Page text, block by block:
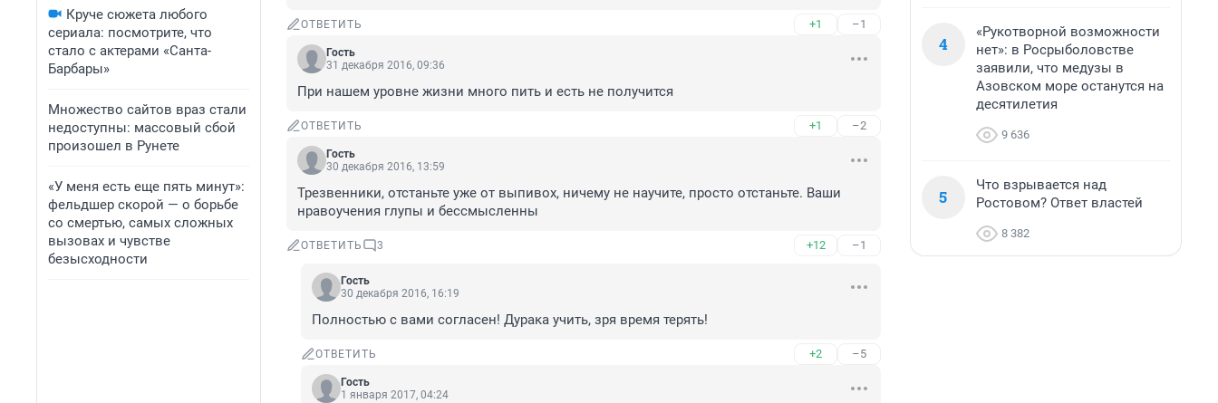
Круче сюжета любого
сериала: посмотрите, что
стало с актерами «Санта-
Барбары»
Множество сайтов враз стали
недоступны: массовый сбой
произошел в Рунете
«У меня есть еще пять минут»:
фельдшер скорой — о борьбе
со смертью, самых сложных
вызовах и чувстве
безысходности
ОТВЕТИТЬ +1 –1
Гость
31 декабря 2016, 09:36
При нашем уровне жизни много пить и есть не получится
ОТВЕТИТЬ +1 –2
Гость
30 декабря 2016, 13:59
Трезвенники, отстаньте уже от выпивох, ничему не научите, просто отстаньте. Ваши
нравоучения глупы и бессмысленны
ОТВЕТИТЬ 3 +12 –1
Гость
30 декабря 2016, 16:19
Полностью с вами согласен! Дурака учить, зря время терять!
ОТВЕТИТЬ +2 –5
Гость
1 января 2017, 04:24
4
«Рукотворной возможности
нет»: в Росрыболовстве
заявили, что медузы в
Азовском море останутся на
десятилетия
9 636
5
Что взрывается над
Ростовом? Ответ властей
8 382